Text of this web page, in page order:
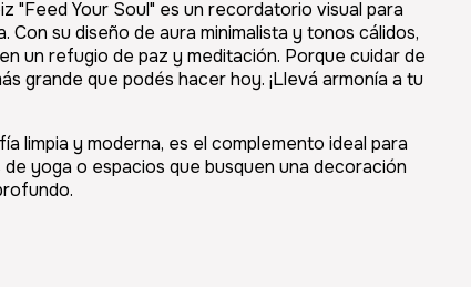
"Feed Your Soul" es un recordatorio visual para
Con su diseño de aura minimalista y tonos cálidos,
un refugio de paz y meditación. Porque cuidar de
grande que podés hacer hoy. ¡Llevá armonía a tu
limpia y moderna, es el complemento ideal para
yoga o espacios que busquen una decoración